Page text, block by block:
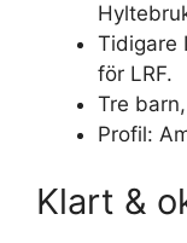
Tidigare
för LRF.
Tre
Profil:
Klart &